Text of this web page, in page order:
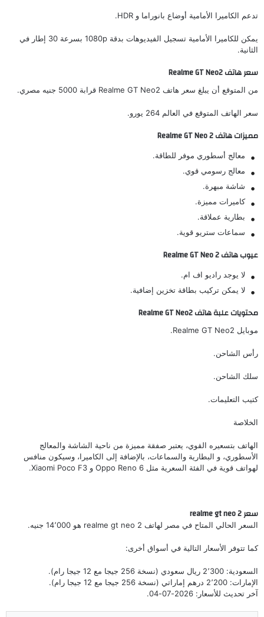
تدعم الكاميرا الأمامية أوضاع بانوراما و HDR.
يمكن للكاميرا الأمامية تسجيل الفيديوهات بدقة 1080p بسرعة 30 إطار في
الثانية.
سعر هاتف Realme GT Neo2
من المتوقع أن يبلغ سعر هاتف Realme GT Neo2 قرابة 5000 جنيه مصري.
سعر الهاتف المتوقع في العالم 264 يورو.
مميزات هاتف Realme GT Neo 2
معالج أسطوري موفر للطاقة.
معالج رسومي قوي.
شاشة مبهرة.
كاميرات مميزة.
بطارية عملاقة.
سماعات ستريو قوية.
عيوب هاتف Realme GT Neo 2
لا يوجد راديو اف ام.
لا يمكن تركيب بطاقة تخزين إضافية.
محتويات علبة هاتف Realme GT Neo2
موبايل Realme GT Neo2.
رأس الشاحن.
سلك الشاحن.
كتيب التعليمات.
الخلاصة
الهاتف بتسعيره القوي، يعتبر صفقة مميزة من ناحية الشاشة والمعالج
الأسطوري، و البطارية والسماعات، بالإضافة إلى الكاميرا، وسيكون منافس
لهواتف قوية في الفئة السعرية مثل Oppo Reno 6 و Xiaomi Poco F3
.
سعر realme gt neo 2
السعر الحالي المتاح في مصر لهاتف realme gt neo 2 هو 14٬000 جنيه.
كما تتوفر الأسعار التالية في أسواق أخرى:
السعودية: 2٬300 ريال سعودي (نسخة 256 جيجا مع 12 جيجا رام).
الإمارات: 2٬200 درهم إماراتي (نسخة 256 جيجا مع 12 جيجا رام).
آخر تحديث للأسعار: 2026-07-04.